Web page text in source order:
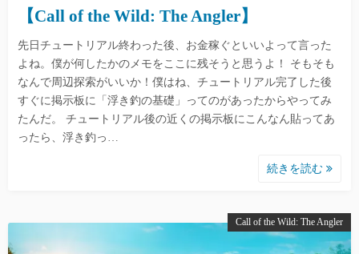
【Call of the Wild: The Angler】
先日チュートリアル終わった後、お金稼ぐといいよって言った
よね。僕が何したかのメモをここに残そうと思うよ！ そもそも
なんで周辺探索がいいか！僕はね、チュートリアル完了した後
すぐに掲示板に「浮き釣の基礎」ってのがあったからやってみ
たんだ。 チュートリアル後の近くの掲示板にこんなん貼ってあ
ったら、浮き釣っ…
続きを読む
Call of the Wild: The Angler